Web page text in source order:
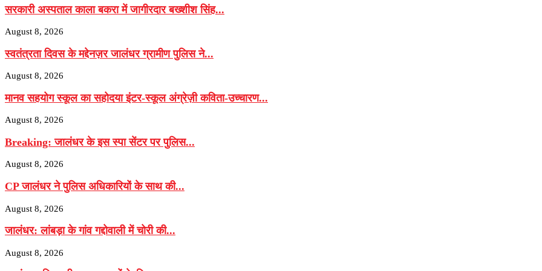
सरकारी अस्पताल काला बकरा में जागीरदार बख्शीश सिंह...
August 8, 2026
स्वतंत्रता दिवस के मद्देनज़र जालंधर ग्रामीण पुलिस ने...
August 8, 2026
मानव सहयोग स्कूल का सहोदया इंटर-स्कूल अंग्रेज़ी कविता-उच्चारण...
August 8, 2026
Breaking: जालंधर के इस स्पा सेंटर पर पुलिस...
August 8, 2026
CP जालंधर ने पुलिस अधिकारियों के साथ की...
August 8, 2026
जालंधर: लांबड़ा के गांव गद्दोवाली में चोरी की...
August 8, 2026